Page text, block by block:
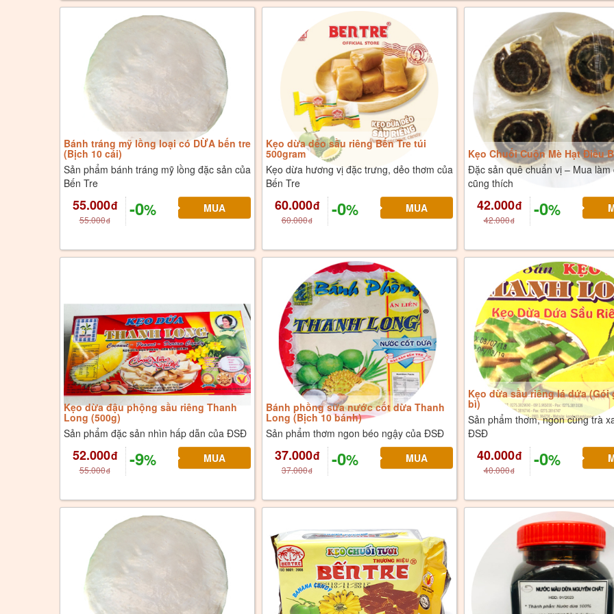
Bánh tráng mỹ lồng loại có DỪA bến tre
(Bịch 10 cái)
Sản phẩm bánh tráng mỹ lồng đặc sản của
Bến Tre
55.000đ
55.000đ
-0%
Kẹo dừa dẻo sầu riêng Bến Tre túi
500gram
Kẹo dừa hương vị đặc trưng, dẻo thơm của
Bến Tre
60.000đ
60.000đ
-0%
Kẹo Chuối Cuộn Mè Hạt Điều
Đặc sản quê chuẩn vị – Mua làm
cũng thích
42.000đ
42.000đ
-0%
Kẹo dừa đậu phộng sầu riêng Thanh
Long (500g)
Sản phẩm đặc sản nhìn hấp dẫn của ĐSĐ
52.000đ
55.000đ
-9%
Bánh phồng sữa nước cốt dừa Thanh
Long (Bịch 10 bánh)
Sản phẩm thơm ngon béo ngậy của ĐSĐ
37.000đ
37.000đ
-0%
Kẹo dừa sầu riêng lá dứa (Gói
bì)
Sản phẩm thơm, ngon cùng trà
ĐSĐ
40.000đ
40.000đ
-0%